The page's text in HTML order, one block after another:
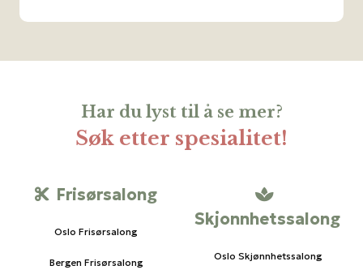
Har du lyst til å se mer?
Søk etter spesialitet!
Frisørsalong
Oslo Frisørsalong
Bergen Frisørsalong
Skjonnhetssalong
Oslo Skjønnhetssalong